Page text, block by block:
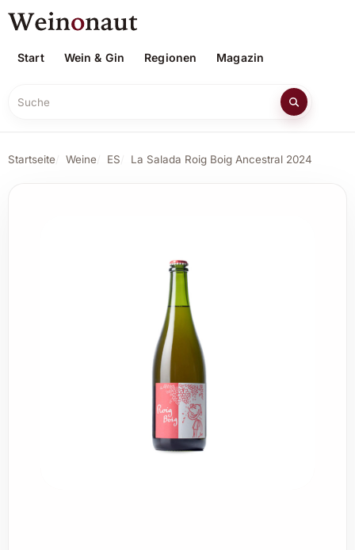
Start Wein & Gin Regionen Magazin
Suche
Startseite Weine ES La Salada Roig Boig Ancestral 2024